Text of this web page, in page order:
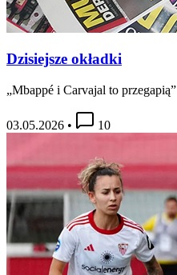
Dzisiejsze okładki
„Mbappé i Carvajal to przegapią”
03.05.2026 • 10